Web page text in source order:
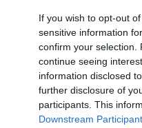
If you wish to opt-out
sensitive information
confirm your selection.
continue seeing
information disclosed
further disclosure of
participants. This
Downstream